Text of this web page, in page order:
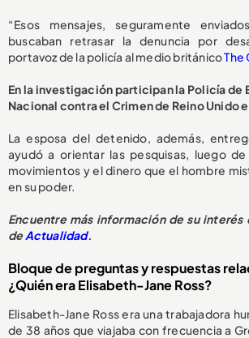
“Esos mensajes, seguramente
buscaban retrasar la denuncia por
portavoz de la policía al medio británicoThe
En la investigación participan la Policía de
Nacional contra el Crimen de Reino Unido e
La esposa del detenido, además,
ayudó a orientar las pesquisas, luego
movimientos y el dinero que el hombre
en su poder.
Encuentre más información de su interés
deActualidad.
Bloque de preguntas y respuestas
¿Quién era Elisabeth-Jane Ross?
Elisabeth-Jane Ross era una trabajadora
de 38 años que viajaba con frecuencia a